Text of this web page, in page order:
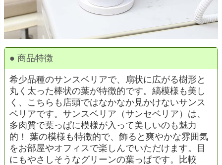
● 商品特徴
希少品種のサンスベリアで、扇状に広がる樹形と
丸く太った棒状の葉が特徴的です。縞模様も美し
く、こちらも店頭ではなかなか見かけないサンス
ベリアです。サンスベリア（サンセベリア）は、
多肉質で葉っぱに模様が入って美しいのも魅力
的！ 葉の模様も特徴的で、飾ると爽やかな雰囲気
をお部屋やオフィスで楽しんでいただけます。目
にもやさしそうなグリーンの葉っぱです。比較